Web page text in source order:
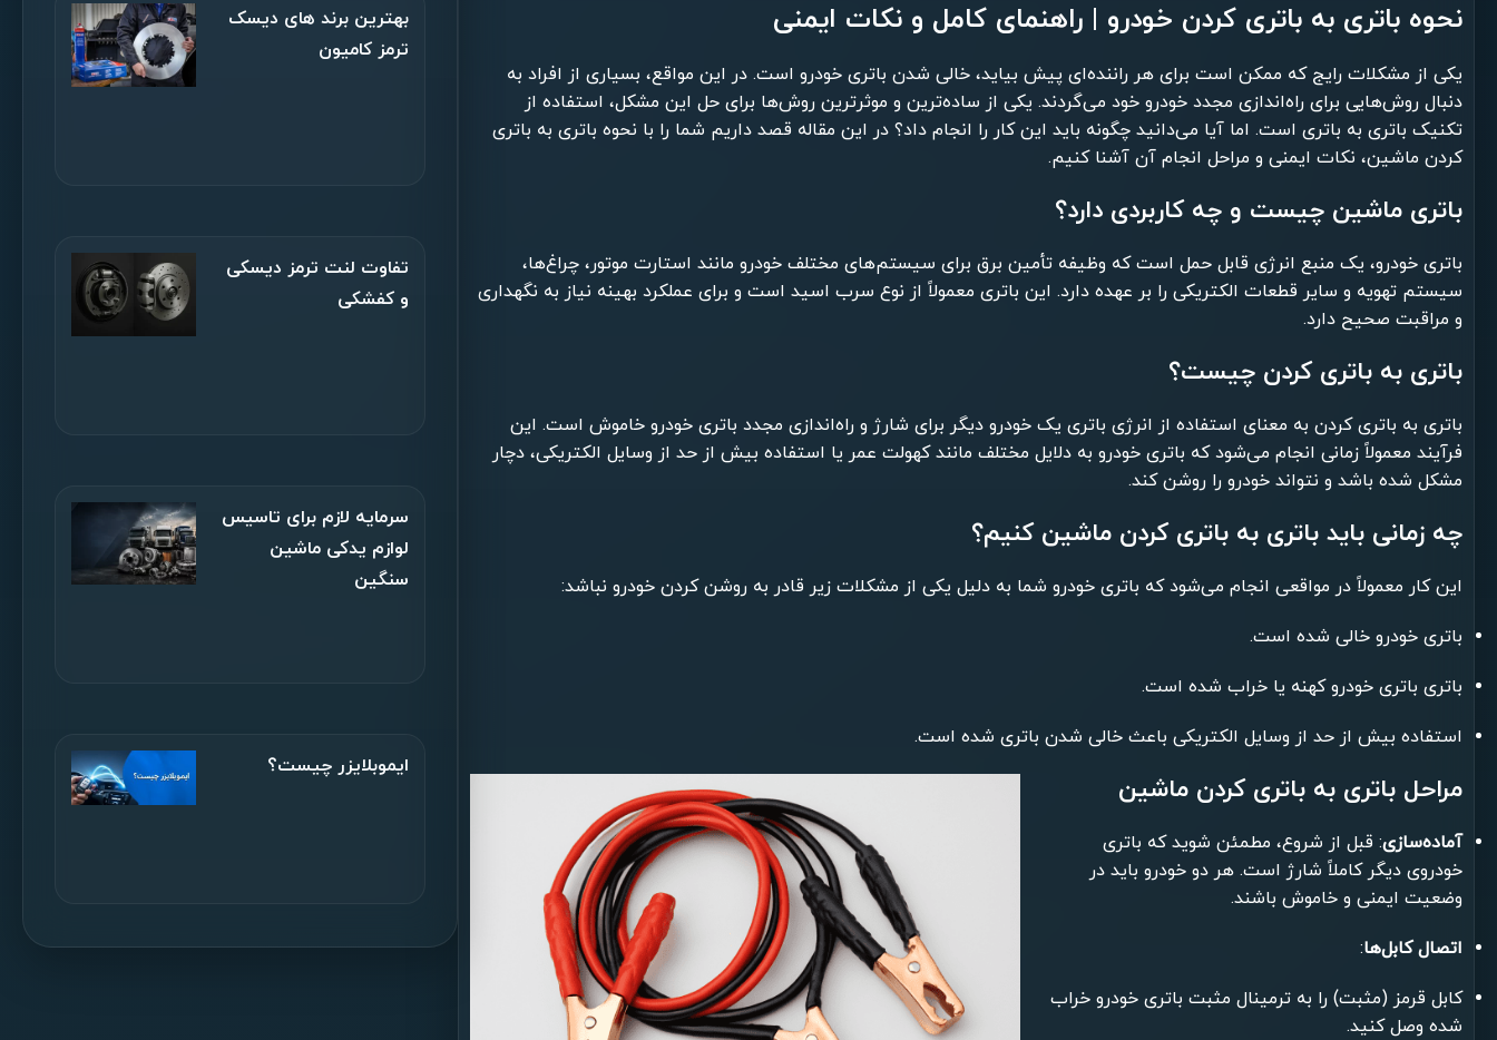
نحوه باتری به باتری کردن خودرو | راهنمای کامل و نکات ایمنی
یکی از مشکلات رایج که ممکن است برای هر راننده‌ای پیش بیاید، خالی شدن باتری خودرو است. در این مواقع، بسیاری از افراد به
دنبال روش‌هایی برای راه‌اندازی مجدد خودرو خود می‌گردند. یکی از ساده‌ترین و موثرترین روش‌ها برای حل این مشکل، استفاده از
تکنیک باتری به باتری است. اما آیا می‌دانید چگونه باید این کار را انجام داد؟ در این مقاله قصد داریم شما را با نحوه باتری به باتری
کردن ماشین، نکات ایمنی و مراحل انجام آن آشنا کنیم.
باتری ماشین چیست و چه کاربردی دارد؟
باتری خودرو، یک منبع انرژی قابل حمل است که وظیفه تأمین برق برای سیستم‌های مختلف خودرو مانند استارت موتور، چراغ‌ها،
سیستم تهویه و سایر قطعات الکتریکی را بر عهده دارد. این باتری معمولاً از نوع سرب اسید است و برای عملکرد بهینه نیاز به نگهداری
و مراقبت صحیح دارد.
باتری به باتری کردن چیست؟
باتری به باتری کردن به معنای استفاده از انرژی باتری یک خودرو دیگر برای شارژ و راه‌اندازی مجدد باتری خودرو خاموش است. این
فرآیند معمولاً زمانی انجام می‌شود که باتری خودرو به دلایل مختلف مانند کهولت عمر یا استفاده بیش از حد از وسایل الکتریکی، دچار
مشکل شده باشد و نتواند خودرو را روشن کند.
چه زمانی باید باتری به باتری کردن ماشین کنیم؟
این کار معمولاً در مواقعی انجام می‌شود که باتری خودرو شما به دلیل یکی از مشکلات زیر قادر به روشن کردن خودرو نباشد:
باتری خودرو خالی شده است.
باتری باتری خودرو کهنه یا خراب شده است.
استفاده بیش از حد از وسایل الکتریکی باعث خالی شدن باتری شده است.
مراحل باتری به باتری کردن ماشین
آماده‌سازی: قبل از شروع، مطمئن شوید که باتری
خودروی دیگر کاملاً شارژ است. هر دو خودرو باید در
وضعیت ایمنی و خاموش باشند.
اتصال کابل‌ها:
کابل قرمز (مثبت) را به ترمینال مثبت باتری خودرو خراب
شده وصل کنید.
بهترین برند های دیسک
ترمز کامیون
تفاوت لنت ترمز دیسکی
و کفشکی
سرمایه لازم برای تاسیس
لوازم یدکی ماشین
سنگین
ایموبلایزر چیست؟